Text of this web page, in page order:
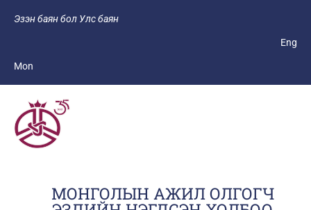
Эзэн баян бол Улс баян
Eng
Mon
МОНГОЛЫН АЖИЛ ОЛГОГЧ